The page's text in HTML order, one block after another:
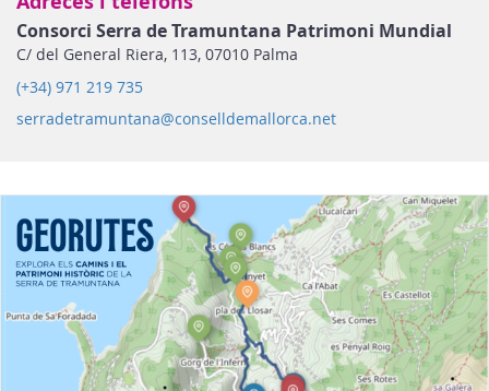
Consorci Serra de Tramuntana Patrimoni Mundial
C/ del General Riera, 113, 07010 Palma
(+34) 971 219 735
serradetramuntana@conselldemallorca.net